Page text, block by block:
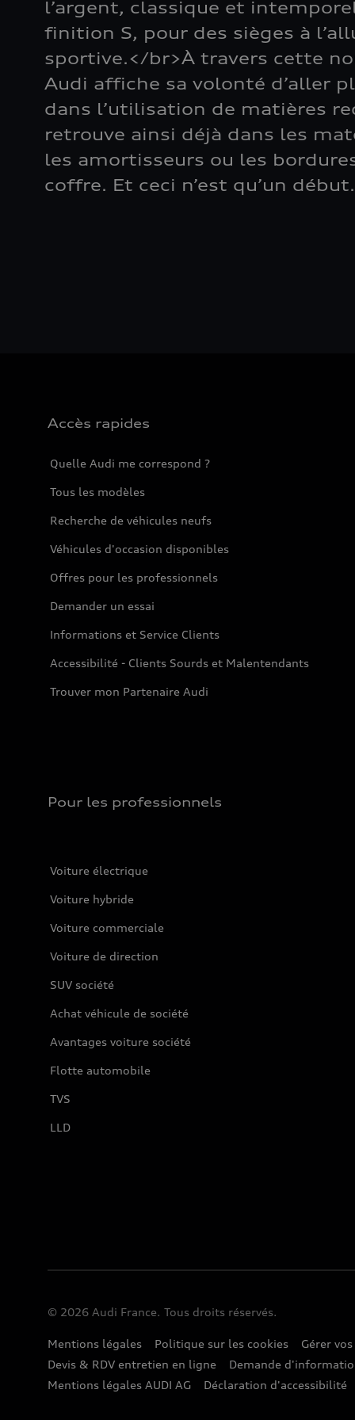
l’argent, classique et
finition S, pour des sièges à
sportive.</br>À travers cette
Audi affiche sa volonté d’aller
dans l’utilisation de matières
retrouve ainsi déjà dans les
les amortisseurs ou les
coffre. Et ceci n’est qu’un début.
Accès rapides
Quelle Audi me correspond ?
Tous les modèles
Recherche de véhicules neufs
Véhicules d'occasion disponibles
Offres pour les professionnels
Demander un essai
Informations et Service Clients
Accessibilité - Clients Sourds et Malentendants
Trouver mon Partenaire Audi
Pour les professionnels
Voiture électrique
Voiture hybride
Voiture commerciale
Voiture de direction
SUV société
Achat véhicule de société
Avantages voiture société
Flotte automobile
TVS
LLD
© 2026 Audi France. Tous droits réservés.
Mentions légales Politique sur les cookies Gérer
Devis & RDV entretien en ligne
Demande
Mentions légales AUDI AG
Déclaration d'accessibilité